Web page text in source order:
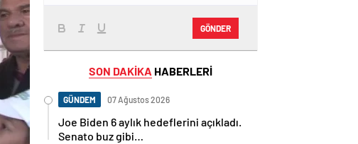
GÖNDER
SON DAKİKA HABERLERİ
GÜNDEM 07 Ağustos 2026
Joe Biden 6 aylık hedeflerini açıkladı.
Senato buz gibi…